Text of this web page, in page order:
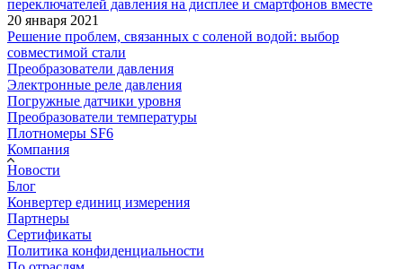
переключателей давления на дисплее и смартфонов вместе
20 января 2021
Решение проблем, связанных с соленой водой: выбор
совместимой стали
Преобразователи давления
Электронные реле давления
Погружные датчики уровня
Преобразователи температуры
Плотномеры SF6
Компания
Новости
Блог
Конвертер единиц измерения
Партнеры
Сертификаты
Политика конфиденциальности